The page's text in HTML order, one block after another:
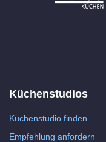
Küchenstudios
Küchenstudio finden
Empfehlung anfordern